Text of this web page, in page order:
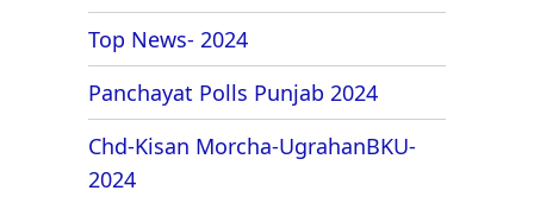
Top News- 2024
Panchayat Polls Punjab 2024
Chd-Kisan Morcha-UgrahanBKU-
2024